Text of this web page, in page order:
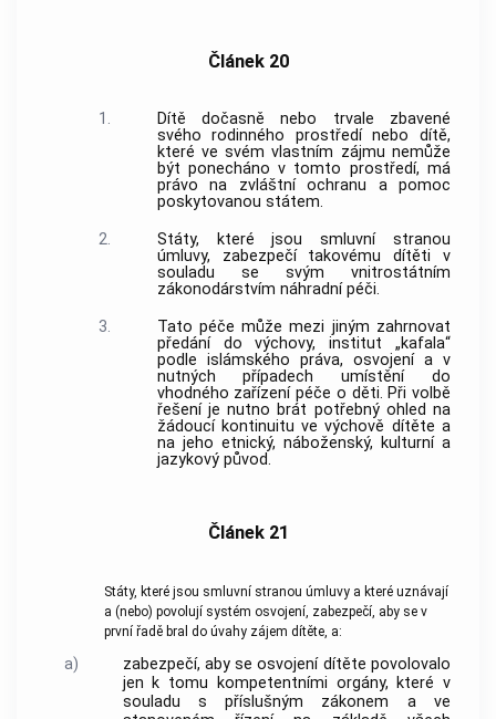
Článek 20
1.
Dítě dočasně nebo trvale zbavené
svého rodinného prostředí nebo dítě,
které ve svém vlastním zájmu nemůže
být ponecháno v tomto prostředí, má
právo na zvláštní ochranu a pomoc
poskytovanou státem.
2.
Státy, které jsou smluvní stranou
úmluvy, zabezpečí takovému dítěti v
souladu se svým vnitrostátním
zákonodárstvím náhradní péči.
3.
Tato péče může mezi jiným zahrnovat
předání do výchovy, institut „kafala“
podle islámského práva, osvojení a v
nutných případech umístění do
vhodného zařízení péče o děti. Při volbě
řešení je nutno brát potřebný ohled na
žádoucí kontinuitu ve výchově dítěte a
na jeho etnický, náboženský, kulturní a
jazykový původ.
Článek 21
Státy, které jsou smluvní stranou úmluvy a které uznávají
a (nebo) povolují systém osvojení, zabezpečí, aby se v
první řadě bral do úvahy zájem dítěte, a:
a)
zabezpečí, aby se osvojení dítěte povolovalo
jen k tomu kompetentními orgány, které v
souladu s příslušným zákonem a ve